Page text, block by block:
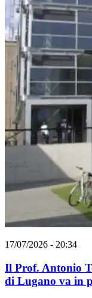
17/07/2026 - 20:34
Il Prof. Antonio
di Lugano va in